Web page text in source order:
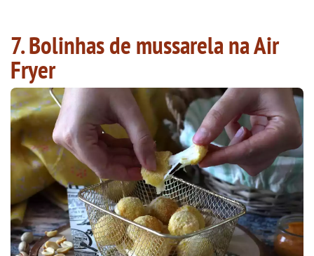
7. Bolinhas de mussarela na Air
Fryer